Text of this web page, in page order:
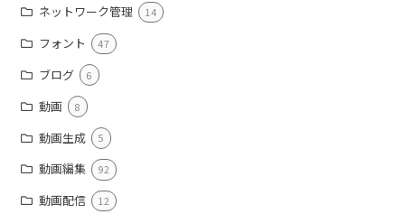
ネットワーク管理 14
フォント 47
ブログ 6
動画 8
動画生成 5
動画編集 92
動画配信 12